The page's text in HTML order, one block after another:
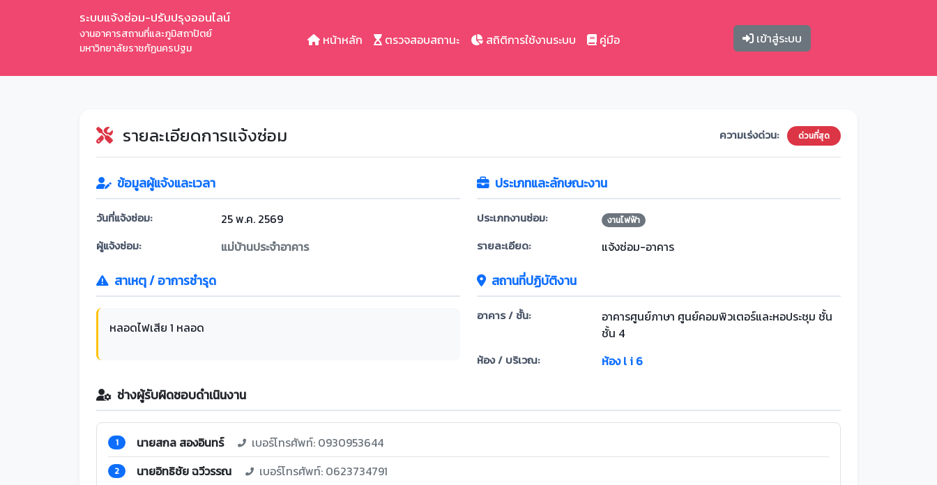
ระบบแจ้งซ่อม-ปรับปรุงออนไลน์
งานอาคารสถานที่และภูมิสถาปัตย์
มหาวิทยาลัยราชภัฏนครปฐม
หน้าหลัก ตรวจสอบสถานะ สถิติการใช้งานระบบ คู่มือ เข้าสู่ระบบ
รายละเอียดการแจ้งซ่อม ความเร่งด่วน: ด่วนที่สุด
ข้อมูลผู้แจ้งและเวลา
วันที่แจ้งซ่อม: 25 พ.ค. 2569
ผู้แจ้งซ่อม: แม่บ้านประจำอาคาร
ประเภทและลักษณะงาน
ประเภทงานซ่อม: งานไฟฟ้า
รายละเอียด: แจ้งซ่อม-อาคาร
สาเหตุ / อาการชำรุด
หลอดไฟเสีย 1 หลอด
สถานที่ปฏิบัติงาน
อาคาร / ชั้น:
อาคารศูนย์ภาษา ศูนย์คอมพิวเตอร์และหอประชุม ชั้น
ชั้น 4
ห้อง / บริเวณ: ห้อง l i 6
ช่างผู้รับผิดชอบดำเนินงาน
1 นายสกล สองอินทร์ เบอร์โทรศัพท์: 0930953644
2 นายอิทธิชัย ฉวีวรรณ เบอร์โทรศัพท์: 0623734791